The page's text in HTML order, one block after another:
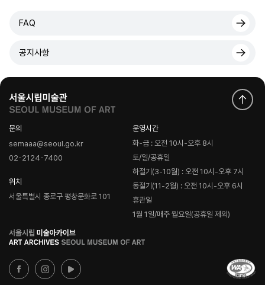
FAQ
공지사항
문의
semaaa@seoul.go.kr
02-2124-7400
위치
서울특별시 종로구 평창문화로 101
운영시간
화-금 : 오전 10시-오후 8시
토/일/공휴일
하절기(3-10월) : 오전 10시-오후 7시
동절기(11-2월) : 오전 10시-오후 6시
휴관일
1월 1일/매주 월요일(공휴일 제외)
로
고